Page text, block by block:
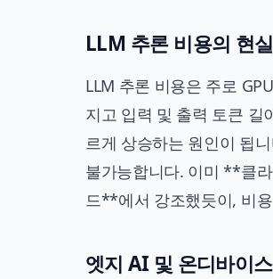
LLM 추론 비용의 현실
LLM 추론 비용은 주로
지고 입력 및 출력 토큰 길
르게 상승하는 원인이 됩
불가능합니다. 이미 **클
드**에서 강조했듯이, 비
엣지 AI 및 온디바이